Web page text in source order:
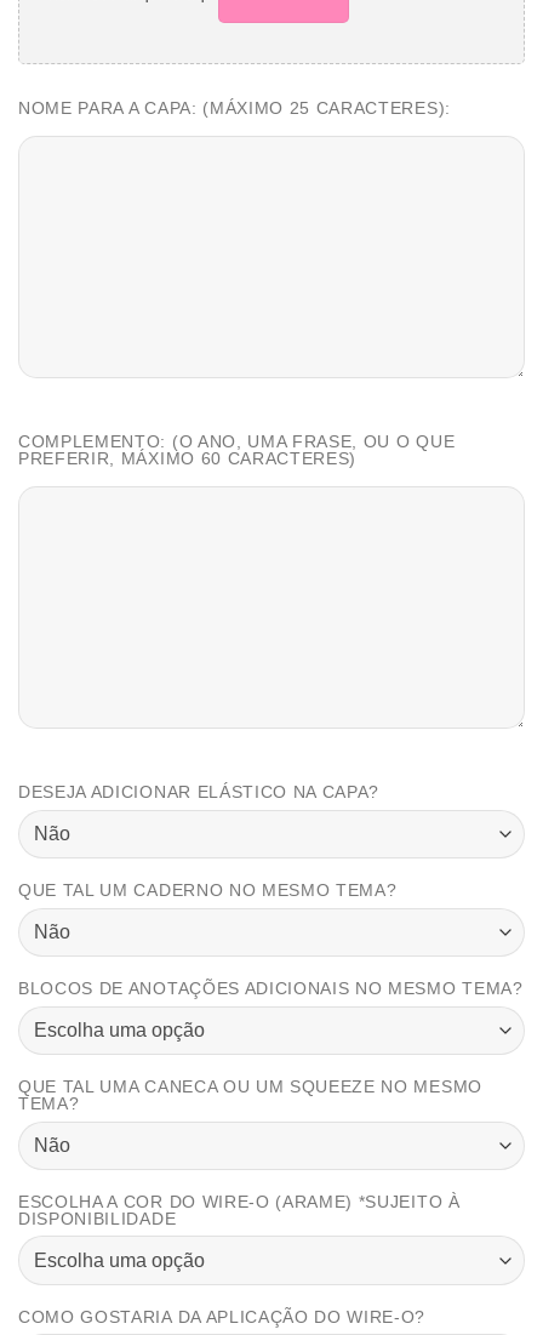
NOME PARA A CAPA: (MÁXIMO 25 CARACTERES):
COMPLEMENTO: (O ANO, UMA FRASE, OU O QUE
PREFERIR, MÁXIMO 60 CARACTERES)
DESEJA ADICIONAR ELÁSTICO NA CAPA?
QUE TAL UM CADERNO NO MESMO TEMA?
BLOCOS DE ANOTAÇÕES ADICIONAIS NO MESMO TEMA?
QUE TAL UMA CANECA OU UM SQUEEZE NO MESMO
TEMA?
ESCOLHA A COR DO WIRE-O (ARAME) *SUJEITO À
DISPONIBILIDADE
COMO GOSTARIA DA APLICAÇÃO DO WIRE-O?